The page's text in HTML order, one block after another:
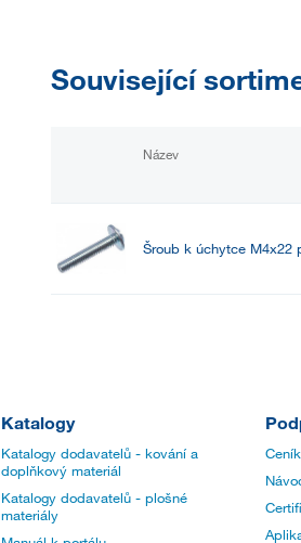
Související
Název
Šroub k úchytce M4x22
Katalogy
Katalogy dodavatelů - kování a
doplňkový materiál
Katalogy dodavatelů - plošné
materiály